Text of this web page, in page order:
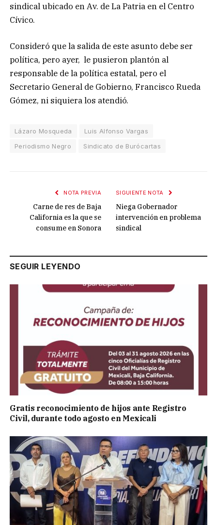
sindical ubicado en Av. de La Patria en el Centro
Cívico.
Consideró que la salida de este asunto debe ser
política, pero ayer, le pusieron plantón al
responsable de la política estatal, pero el
Secretario General de Gobierno, Francisco Rueda
Gómez, ni siquiera los atendió.
Lázaro Mosqueda
Luis Alfonso Vargas
Periodismo Negro
Sindicato de Burócartas
NOTA PREVIA
Carne de res de Baja
California es la que se
consume en Sonora
SIGUIENTE NOTA
Niega Gobernador
intervención en problema
sindical
SEGUIR LEYENDO
Gratis reconocimiento de hijos ante Registro
Civil, durante todo agosto en Mexicali